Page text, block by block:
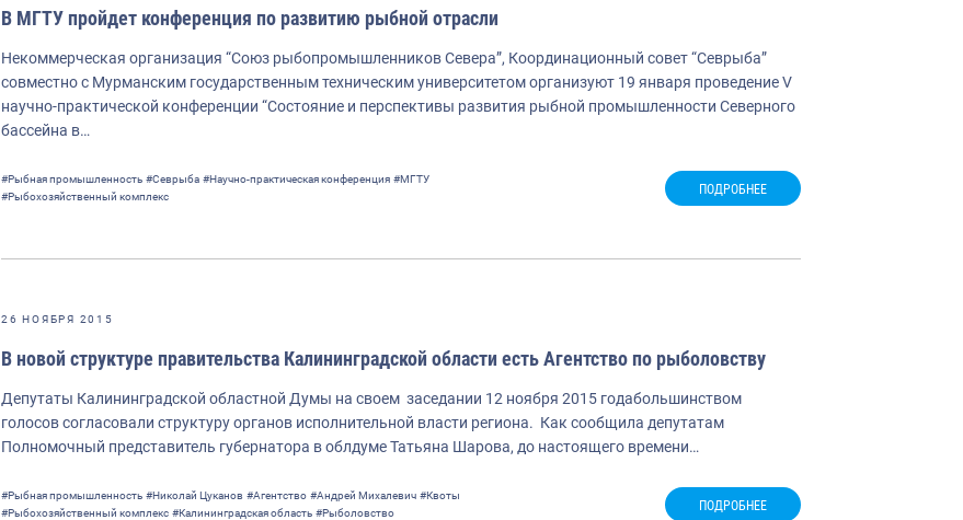
В МГТУ пройдет конференция по развитию рыбной отрасли
Некоммерческая организация “Союз рыбопромышленников Севера”, Координационный совет “Севрыба”
совместно с Мурманским государственным техническим университетом организуют 19 января проведение V
научно-практической конференции “Состояние и перспективы развития рыбной промышленности Северного
бассейна в…
#Рыбная промышленность #Севрыба #Научно-практическая конференция #МГТУ
#Рыбохозяйственный комплекс
ПОДРОБНЕЕ
26 НОЯБРЯ 2015
В новой структуре правительства Калининградской области есть Агентство по рыболовству
Депутаты Калининградской областной Думы на своем заседании 12 ноября 2015 годабольшинством
голосов согласовали структуру органов исполнительной власти региона. Как сообщила депутатам
Полномочный представитель губернатора в облдуме Татьяна Шарова, до настоящего времени…
#Рыбная промышленность #Николай Цуканов #Агентство #Андрей Михалевич #Квоты
#Рыбохозяйственный комплекс #Калининградская область #Рыболовство ПОДРОБНЕЕ